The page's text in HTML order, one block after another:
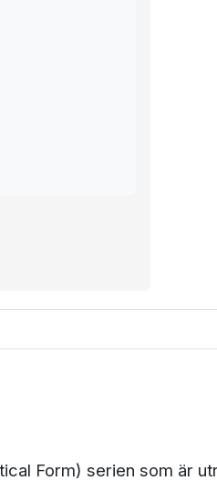
Form) serien som är